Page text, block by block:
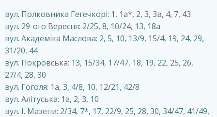
вул. Полковника Гегечкорі: 1, 1а*, 2, 3, 3в, 4, 7, 43
вул. 29-ого Вересня: 2/25, 8, 10/24, 13, 18а
вул. Академіка Маслова: 2, 5, 10, 13/9, 15/4, 19, 24, 29,
31/20, 44
вул. Покровська: 13, 15/34, 17/47, 18, 19, 22, 25, 26,
27/4, 28, 30
вул. Гоголя: 1a, 3, 4/8, 10, 12/21, 42/8
вул. Алітуська: 1а, 2, 3, 10
вул. І. Мазепи: 2/34, 7*, 17, 22/9, 25, 28, 30, 34/47, 41/49,